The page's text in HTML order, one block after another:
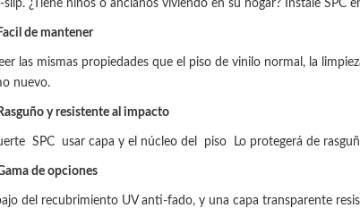
¿Tiene niños o ancianos viviendo en su hogar? Instale SPC
Facil de mantener
las mismas propiedades que el piso de vinilo normal, la
nuevo.
Rasguño y resistente al impacto
SPC usar capa y el núcleo del piso Lo protegerá de
de opciones
del recubrimiento UV anti-fado, y una capa transparente